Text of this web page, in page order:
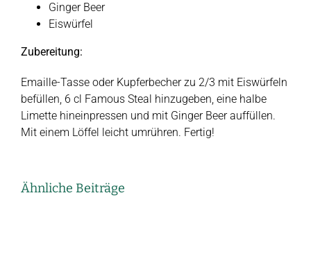
Ginger Beer
Eiswürfel
Zubereitung:
Emaille-Tasse oder Kupferbecher zu 2/3 mit Eiswürfeln
befüllen, 6 cl Famous Steal hinzugeben, eine halbe
Limette hineinpressen und mit Ginger Beer auffüllen.
Mit einem Löffel leicht umrühren. Fertig!
Ähnliche Beiträge